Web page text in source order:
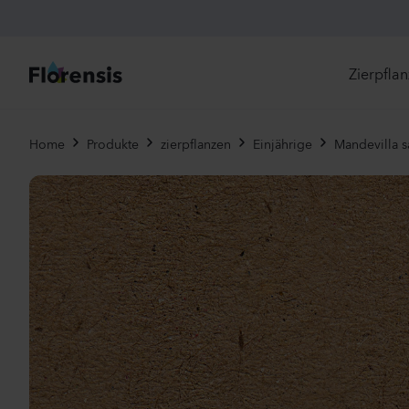
Home Produkte zierpflanzen Einjährige Mandevilla